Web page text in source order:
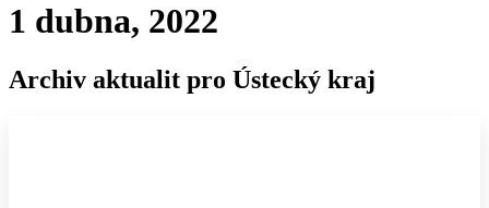
1 dubna, 2022
Archiv aktualit pro Ústecký kraj